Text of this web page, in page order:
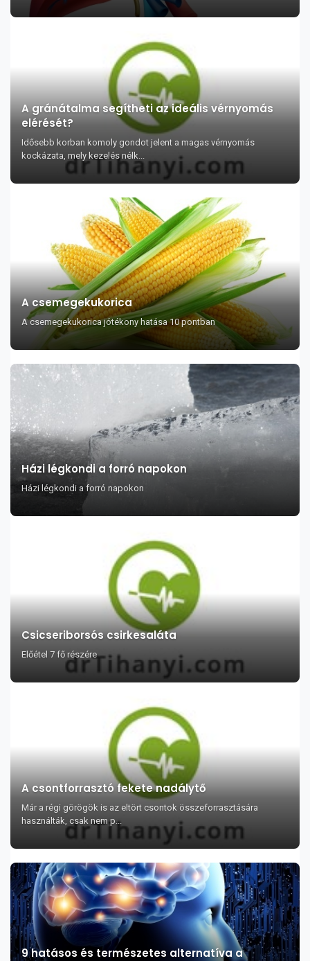
A gránátalma segítheti az ideális vérnyomás
elérését?
Idősebb korban komoly gondot jelent a magas vérnyomás
kockázata, mely kezelés nélk...
A csemegekukorica
A csemegekukorica jótékony hatása 10 pontban
Házi légkondi a forró napokon
Házi légkondi a forró napokon
Csicseriborsós csirkesaláta
Előétel 7 fő részére
A csontforrasztó fekete nadálytő
Már a régi görögök is az eltört csontok összeforrasztására
használták, csak nem p...
9 hatásos és természetes alternatíva a